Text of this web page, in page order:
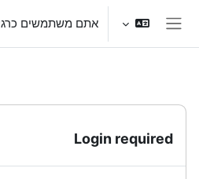
חלון סקירה צדדי
אתם משתמשים
Login required